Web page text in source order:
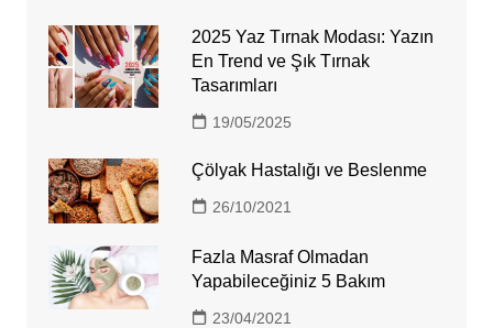
2025 Yaz Tırnak Modası: Yazın
En Trend ve Şık Tırnak
Tasarımları
19/05/2025
Çölyak Hastalığı ve Beslenme
26/10/2021
Fazla Masraf Olmadan
Yapabileceğiniz 5 Bakım
23/04/2021